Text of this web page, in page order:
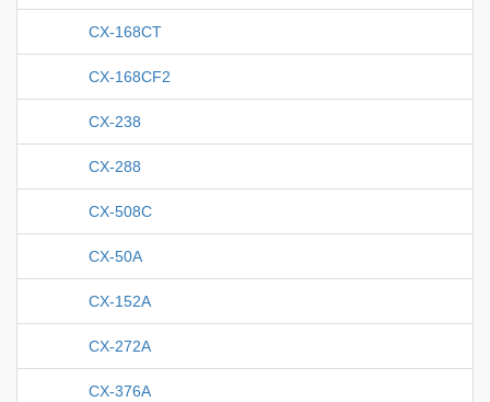
CX-168CT
CX-168CF2
CX-238
CX-288
CX-508C
CX-50A
CX-152A
CX-272A
CX-376A